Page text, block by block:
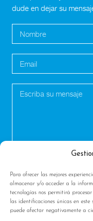
Para ofrecer las mejores
almacenar y/o acceder a la
tecnologías nos permitirá
las identificaciones únicas en
puede afectar negativamente a
dude en dejar su